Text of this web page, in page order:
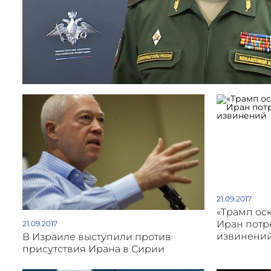
21.09.2017
В Израиле выступили против
присутствия Ирана в Сирии
21.09.2017
«Трамп
Иран